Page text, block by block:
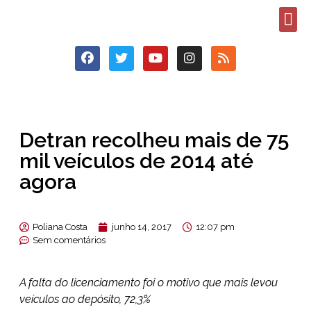
Detran recolheu mais de 75
mil veículos de 2014 até
agora
Poliana Costa junho 14, 2017
12:07 pm
Sem comentários
A falta do licenciamento foi o motivo que mais levou
veículos ao depósito, 72,3%